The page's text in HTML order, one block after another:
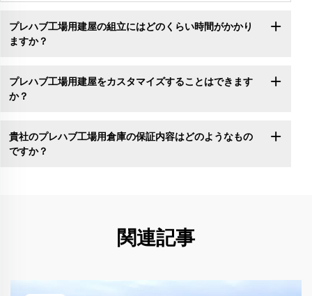
プレハブ工場用建屋の組立にはどのくらい時間がかかり
ますか？
プレハブ工場用建屋をカスタマイズすることはできます
か？
貴社のプレハブ工場用倉庫の保証内容はどのようなもの
ですか？
関連記事